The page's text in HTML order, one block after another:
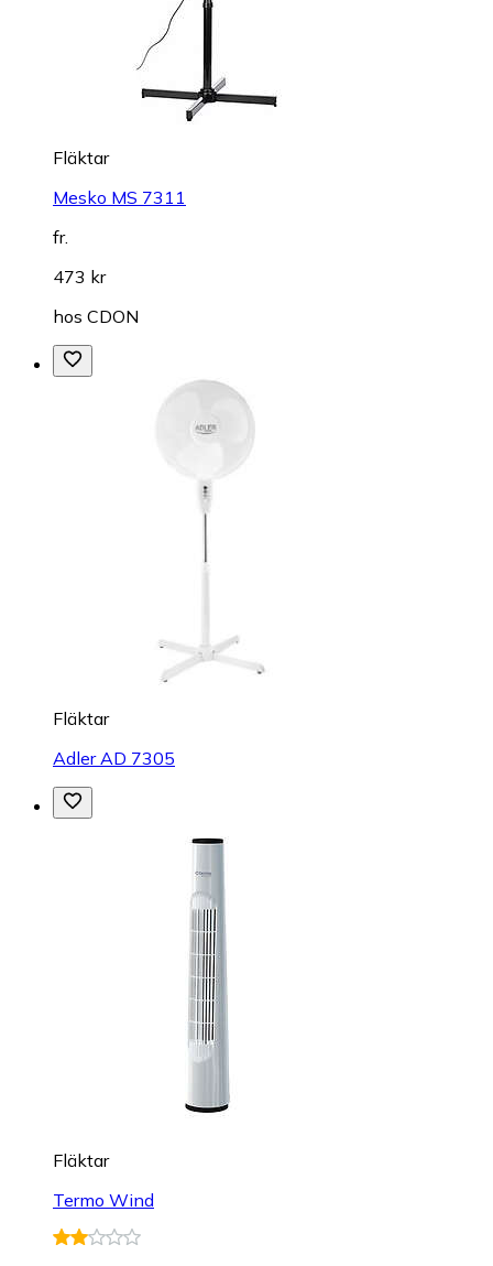
Fläktar
Mesko MS 7311
fr.
473 kr
hos CDON
Fläktar
Adler AD 7305
Fläktar
Termo Wind